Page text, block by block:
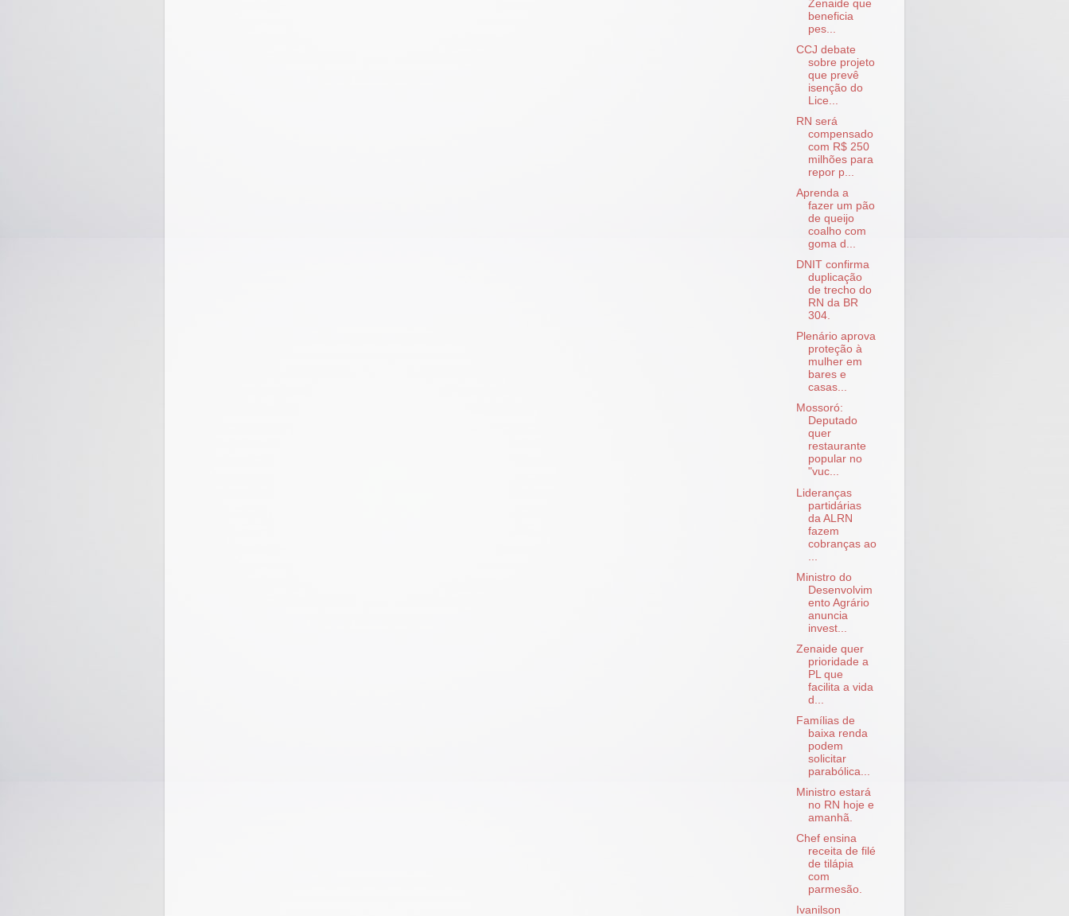
Zenaide que
beneficia
pes...
CCJ debate
sobre projeto
que prevê
isenção do
Lice...
RN será
compensado
com R$ 250
milhões para
repor p...
Aprenda a
fazer um pão
de queijo
coalho com
goma d...
DNIT confirma
duplicação
de trecho do
RN da BR
304.
Plenário aprova
proteção à
mulher em
bares e
casas...
Mossoró:
Deputado
quer
restaurante
popular no
"vuc...
Lideranças
partidárias
da ALRN
fazem
cobranças ao
Ministro do
Desenvolvim
ento Agrário
anuncia
invest...
Zenaide quer
prioridade a
PL que
facilita a vida
d...
Famílias de
baixa renda
podem
solicitar
parabólica...
Ministro estará
no RN hoje e
amanhã.
Chef ensina
receita de filé
de tilápia
com
parmesão.
Ivanilson